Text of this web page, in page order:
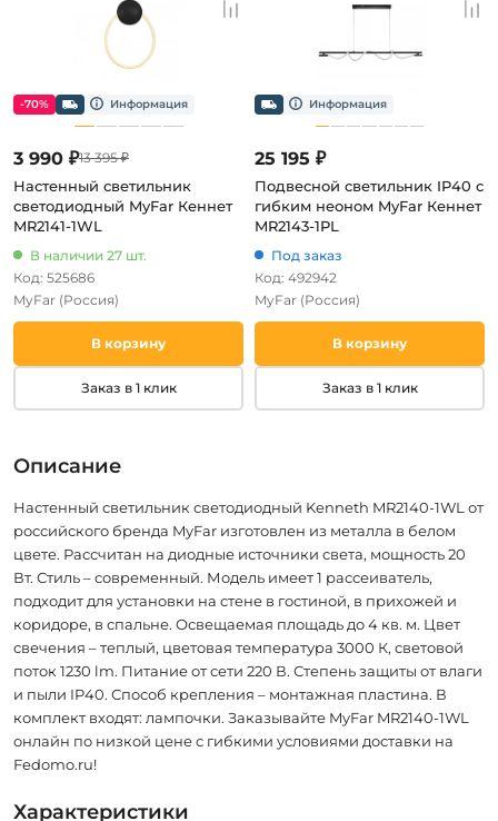
3 990 ₽13 395 ₽
-70%
Настенный светильник
светодиодный MyFar Кеннет
MR2141-1WL
В наличии 27 шт.
Код: 525686
MyFar (Россия)
В корзину
Заказ в 1 клик
25 195 ₽
Подвесной светильник IP40 с
гибким неоном MyFar Кеннет
MR2143-1PL
Под заказ
Код: 492942
MyFar (Россия)
В корзину
Заказ в 1 клик
Описание
Настенный светильник светодиодный Kenneth MR2140-1WL от
российского бренда MyFar изготовлен из металла в белом
цвете. Рассчитан на диодные источники света, мощность 20
Вт. Стиль – современный. Модель имеет 1 рассеиватель,
подходит для установки на стене в гостиной, в прихожей и
коридоре, в спальне. Освещаемая площадь до 4 кв. м. Цвет
свечения – теплый, цветовая температура 3000 К, световой
поток 1230 lm. Питание от сети 220 В. Степень защиты от влаги
и пыли IP40. Способ крепления – монтажная пластина. В
комплект входят: лампочки. Заказывайте MyFar MR2140-1WL
онлайн по низкой цене с гибкими условиями доставки на
Fedomo.ru!
Характеристики